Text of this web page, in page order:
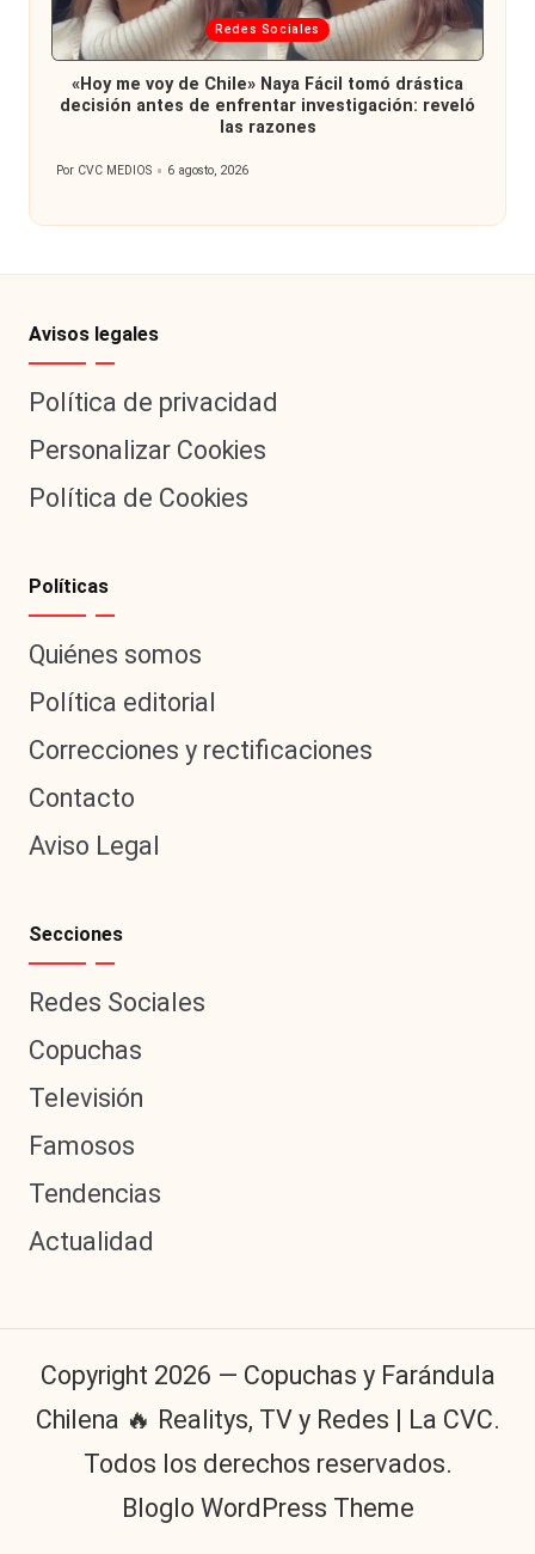
Publicada
en
Redes Sociales
«Hoy me voy de Chile» Naya Fácil tomó drástica
decisión antes de enfrentar investigación: reveló
las razones
Publicado
Por CVC MEDIOS 6 agosto, 2026
Avisos legales
Política de privacidad
Personalizar Cookies
Política de Cookies
Políticas
Quiénes somos
Política editorial
Correcciones y rectificaciones
Contacto
Aviso Legal
Secciones
Redes Sociales
Copuchas
Televisión
Famosos
Tendencias
Actualidad
Copyright 2026 — Copuchas y Farándula
Chilena 🔥 Realitys, TV y Redes | La CVC.
Todos los derechos reservados.
Bloglo WordPress Theme